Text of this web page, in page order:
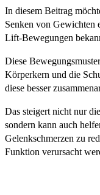
In diesem Beitrag
Senken von Gewichten
Lift-Bewegungen
Diese
Körperkern und die
diese besser
Das steigert nicht nur
sondern kann auch
Gelenkschmerzen zu
Funktion verursacht